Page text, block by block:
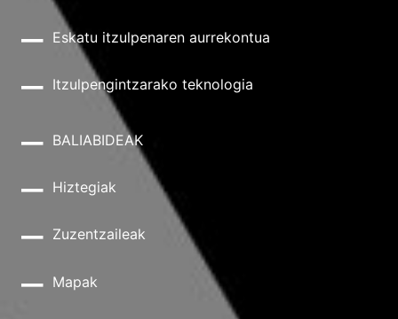
Eskatu itzulpenaren aurrekontua
Itzulpengintzarako teknologia
BALIABIDEAK
Hiztegiak
Zuzentzaileak
Mapak